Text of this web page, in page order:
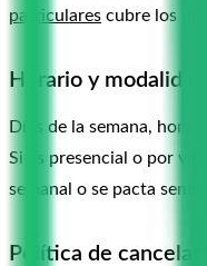
particulares cubre los
Horario y modalidad
Días de la semana, hora
Si es presencial o por
semanal o se pacta
Política de